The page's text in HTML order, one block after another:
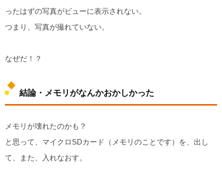
ったはずの写真がビューに表示されない。
つまり、写真が撮れていない。
なぜだ！？
結論・メモリがなんかおかしかった
メモリが壊れたのかも？
と思って、マイクロSDカード（メモリのことです）を、出し
て、また、入れなおす。